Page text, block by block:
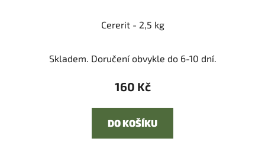
Cererit - 2,5 kg
Skladem. Doručení obvykle do 6-10 dní.
160 Kč
DO KOŠÍKU